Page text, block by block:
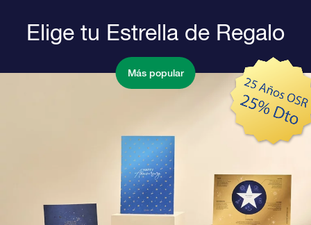
Elige tu Estrella de Regalo
Más popular